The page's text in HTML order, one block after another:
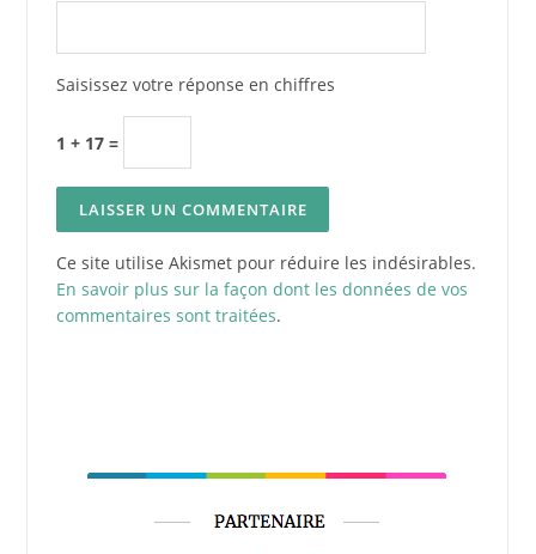
Saisissez votre réponse en chiffres
1 + 17 =
Ce site utilise Akismet pour réduire les indésirables.
En savoir plus sur la façon dont les données de vos
commentaires sont traitées.